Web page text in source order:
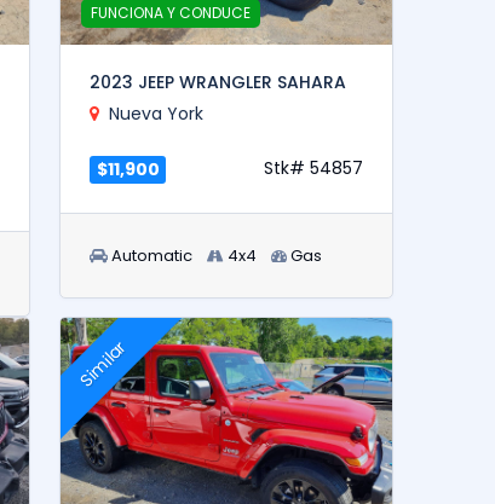
FUNCIONA Y CONDUCE
2023 JEEP WRANGLER SAHARA
Nueva York
$11,900 Stk# 54857
Automatic 4x4 Gas
Similar